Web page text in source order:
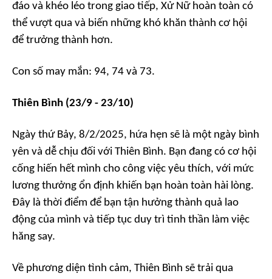
đáo và khéo léo trong giao tiếp, Xử Nữ hoàn toàn có
thể vượt qua và biến những khó khăn thành cơ hội
để trưởng thành hơn.
Con số may mắn: 94, 74 và 73.
Thiên Bình (23/9 - 23/10)
Ngày thứ Bảy, 8/2/2025, hứa hẹn sẽ là một ngày bình
yên và dễ chịu đối với Thiên Bình. Bạn đang có cơ hội
cống hiến hết mình cho công việc yêu thích, với mức
lương thưởng ổn định khiến bạn hoàn toàn hài lòng.
Đây là thời điểm để bạn tận hưởng thành quả lao
động của mình và tiếp tục duy trì tinh thần làm việc
hăng say.
Về phương diện tình cảm, Thiên Bình sẽ trải qua